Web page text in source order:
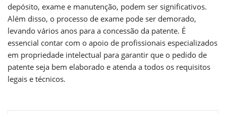
depósito, exame e manutenção, podem ser significativos.
Além disso, o processo de exame pode ser demorado,
levando vários anos para a concessão da patente. É
essencial contar com o apoio de profissionais especializados
em propriedade intelectual para garantir que o pedido de
patente seja bem elaborado e atenda a todos os requisitos
legais e técnicos.